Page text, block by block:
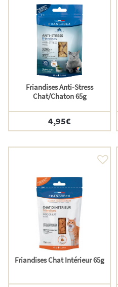
Friandises Anti-Stress
Chat/Chaton 65g
4,95€
Friandises Chat Intérieur 65g